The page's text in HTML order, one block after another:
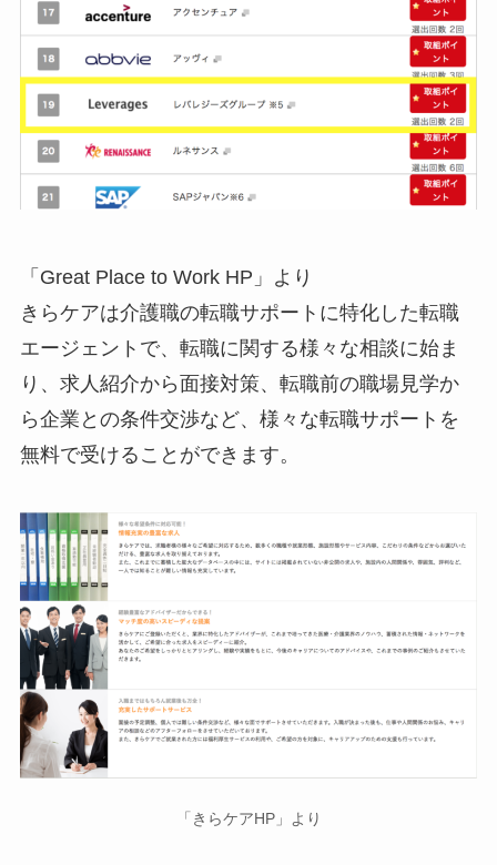
「Great Place to Work HP」より
きらケアは介護職の転職サポートに特化した転職
エージェントで、転職に関する様々な相談に始ま
り、求人紹介から面接対策、転職前の職場見学か
ら企業との条件交渉など、様々な転職サポートを
無料で受けることができます。
「きらケアHP」より